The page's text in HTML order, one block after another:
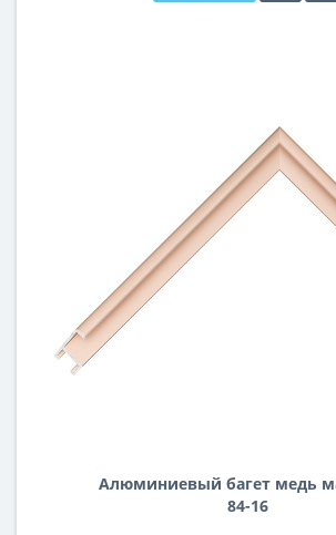
Алюминиевый багет медь
84-16